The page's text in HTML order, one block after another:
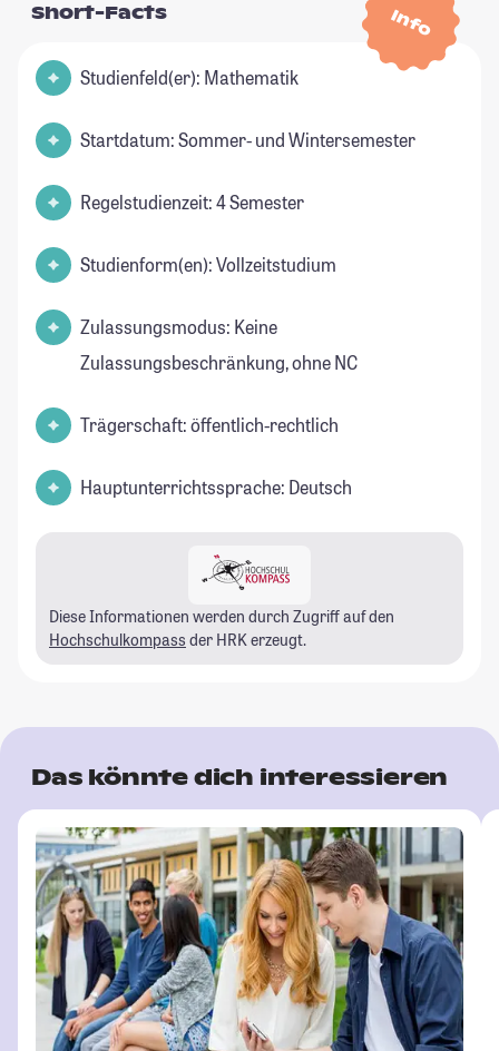
Info
Short-Facts
Studienfeld(er): Mathematik
Startdatum: Sommer- und Wintersemester
Regelstudienzeit: 4 Semester
Studienform(en): Vollzeitstudium
Zulassungsmodus: Keine
Zulassungsbeschränkung, ohne NC
Trägerschaft: öffentlich-rechtlich
Hauptunterrichtssprache: Deutsch
Diese Informationen werden durch Zugriff auf den
Hochschulkompass der HRK erzeugt.
Das könnte dich interessieren